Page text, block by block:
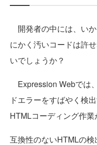
開発者の中には、い
にかく汚いコードは許
いでしょうか？
Expression Webでは
ドエラーをすばやく検
HTMLコーディング作業
互換性のないHTMLの検